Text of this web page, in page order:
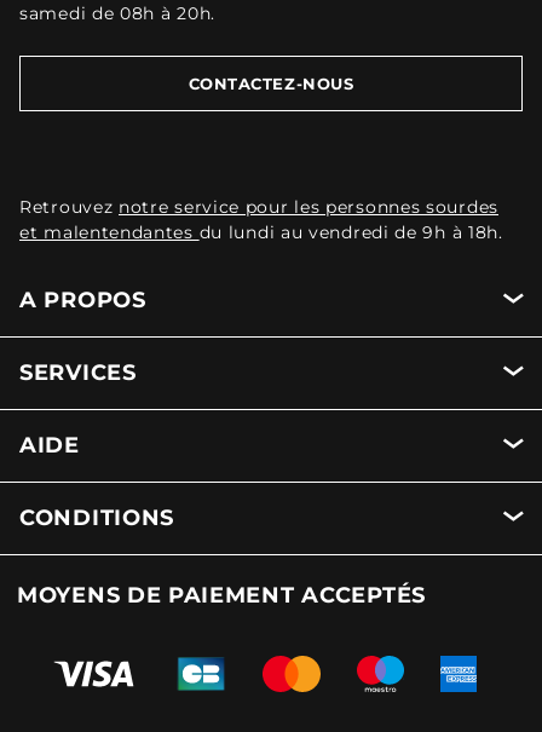
samedi de 08h à 20h.
CONTACTEZ-NOUS
Retrouvez notre service pour les personnes sourdes
et malentendantes du lundi au vendredi de 9h à 18h.
A PROPOS
SERVICES
AIDE
CONDITIONS
MOYENS DE PAIEMENT ACCEPTÉS